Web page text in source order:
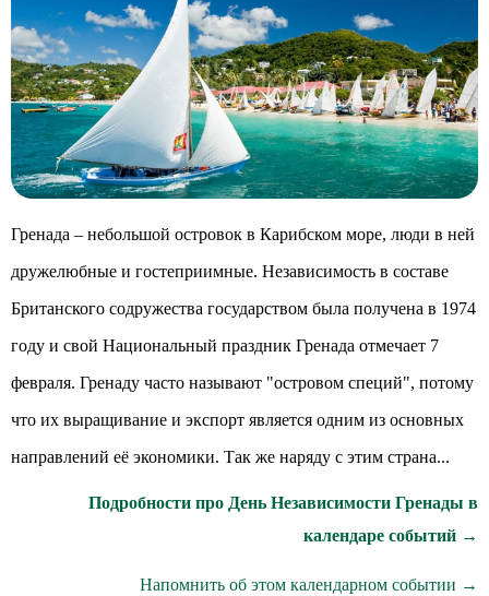
Гренада – небольшой островок в Карибском море, люди в ней
дружелюбные и гостеприимные. Независимость в составе
Британского содружества государством была получена в 1974
году и свой Национальный праздник Гренада отмечает 7
февраля. Гренаду часто называют "островом специй", потому
что их выращивание и экспорт является одним из основных
направлений её экономики. Так же наряду с этим страна...
Подробности про День Независимости Гренады в
календаре событий →
Напомнить об этом календарном событии →